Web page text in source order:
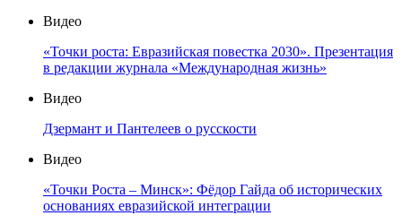
Видео
«Точки роста: Евразийская повестка 2030». Презентация
в редакции журнала «Международная жизнь»
Видео
Дзермант и Пантелеев о русскости
Видео
«Точки Роста – Минск»: Фёдор Гайда об исторических
основаниях евразийской интеграции